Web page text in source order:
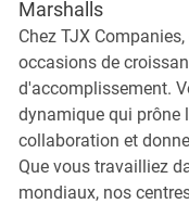
Marshalls
Chez TJX
occasions de
d'accomplissement.
dynamique qui prône
collaboration et
Que vous travailliez
mondiaux, nos